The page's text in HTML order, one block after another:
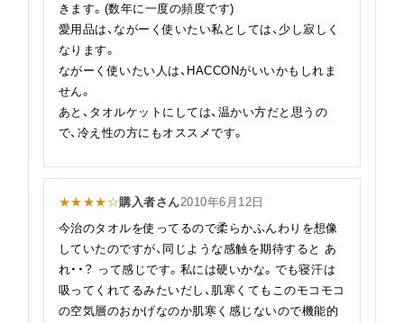
きます。(数年に一度の頻度です)
愛用品は、ながーく使いたい私としては、少し寂しく
なります。
ながーく使いたい人は、HACCONがいいかもしれま
せん。
あと、タオルケットにしては、温かい方だと思うの
で、冷え性の方にもオススメです。
★★★★☆購入者さん2010年6月12日
今治のタオルを使ってるので柔らかふんわりを想像
していたのですが、同じような感触を期待すると あ
れ・・？ って感じです。私には硬いかな。でも寝汗は
吸ってくれてるみたいだし、肌寒くてもこのモコモコ
の空気層のおかげなのか肌寒く感じないので機能的